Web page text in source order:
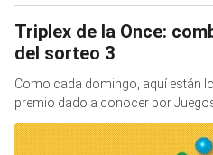
Triplex de la Once:
del sorteo 3
Como cada domingo, aquí están
premio dado a conocer por